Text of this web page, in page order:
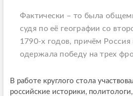
Фактически – то была
судя по её географии со
1790-х годов, причём Россия
одержала победу на трех
В работе круглого стола
российские историки,